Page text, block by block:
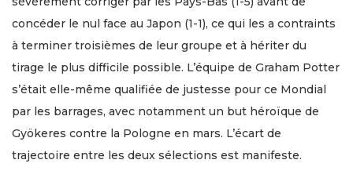
concéder le nul face au Japon (1-1), ce qui les a contraints
à terminer troisièmes de leur groupe et à hériter du
tirage le plus difficile possible. L’équipe de Graham Potter
s’était elle-même qualifiée de justesse pour ce Mondial
par les barrages, avec notamment un but héroïque de
Gyökeres contre la Pologne en mars. L’écart de
trajectoire entre les deux sélections est manifeste.